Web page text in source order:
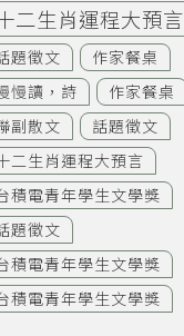
二生肖運程大預言
題徵文
作家餐桌
慢讀，詩
作家餐桌
副散文
話題徵文
二生肖運程大預言
積電青年學生文學獎
題徵文
積電青年學生文學獎
積電青年學生文學獎